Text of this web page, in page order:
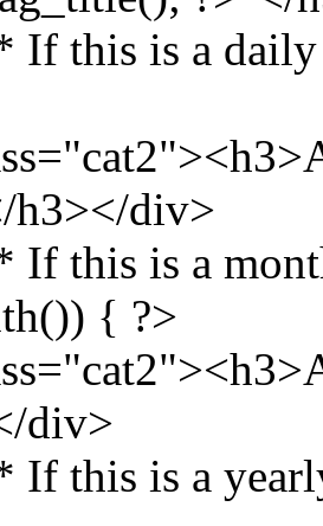
If this is a
h3></div>
If this is a
{ ?>
div>
If this is a